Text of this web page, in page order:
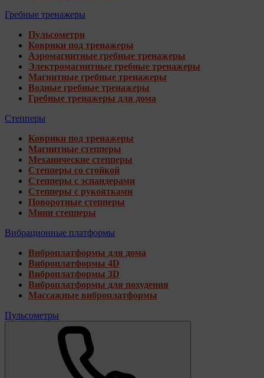
Гребные тренажеры
Пульсометри
Коврики под тренажеры
Аэромагнитные гребные тренажеры
Электромагнитные гребные тренажеры
Магнитные гребные тренажеры
Водные гребные тренажеры
Гребные тренажеры для дома
Степперы
Коврики под тренажеры
Магнитные степперы
Механические степперы
Степперы со стойкой
Степперы с эспандерами
Степперы с рукоятками
Поворотные степперы
Мини степперы
Вибрационные платформы
Виброплатформы для дома
Виброплатформы 4D
Виброплатформы 3D
Виброплатформы для похудения
Массажные виброплатформы
Пульсометры